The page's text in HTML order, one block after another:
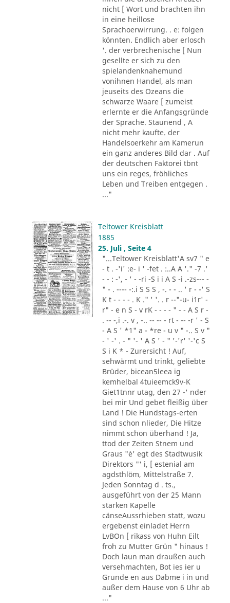
nicht [ Wort und brachten ihn
in eine heillose
Sprachoerwirrung. . e: folgen
könnten. Endlich aber erlosch
'. der verbrechenische [ Nun
gesellte er sich zu den
spielandenknahemund
vonihnen Handel, als man
jeuseits des Ozeans die
schwarze Waare [ zumeist
erlernte er die Anfangsgründe
der Sprache. Staunend , A
nicht mehr kaufte. der
Handelsoerkehr am Kamerun
ein ganz anderes Bild dar . Auf
der deutschen Faktorei tbnt
uns ein reges, fröhliches
Leben und Treiben entgegen .
..."
Teltower Kreisblatt
1885
25. Juli , Seite 4
"...Teltower Kreisblatt'A sv7 " e
- t . -'i' :e- i ' -fet . :..A A '." -7 .'
- - : -', - ' - -ri -S i i A S -i .-zs--- -
" - . ---- -:.i S S S , -. - - .. ' r - -' S
K t - - - - . K ." ' '. . r --"-u- i1r' -
r" - e n S - v rK - - - - " - - A S r -
. -- -,i .-. v , -.. -- -- - rt - -- -r ' - S
- A S ' *1" a - *re - u v " -.. S v "
- ' -' . - " '- ' A S ' - " '-'r' '-'c S
S i K * - Zurersicht ! Auf,
sehwärmt und trinkt, geliebte
Brüder, bicean5leea ig
kemhelbal 4tuieemck9v-K
Giet1tnnr utag, den 27 -' nder
bei mir Und gebet fleißig über
Land ! Die Hundstags-erten
sind schon nlieder, Die Hitze
nimmt schon überhand ! Ja,
ttod der Zeiten Stnem und
Graus "´e' egt des Stadtwusik
Direktors "' i, [ estenial am
agdsthlöm, Mittelstraße 7.
Jeden Sonntag d . ts.,
ausgeführt von der 25 Mann
starken Kapelle
cänseAussrhieben statt, wozu
ergebenst einladet Herrn
LvBOn [ rikass von Huhn Eilt
froh zu Mutter Grün " hinaus !
Doch laun man draußen auch
versehmachten, Bot ies ier u
Grunde en aus Dabme i in und
außer dem Hause von 6 Uhr ab
..."